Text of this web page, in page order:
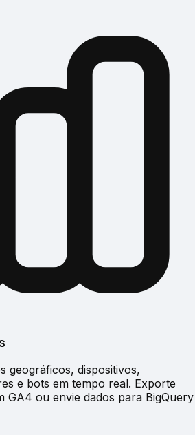
geográficos, dispositivos,
e bots em tempo real. Exporte
GA4 ou envie dados para BigQuery